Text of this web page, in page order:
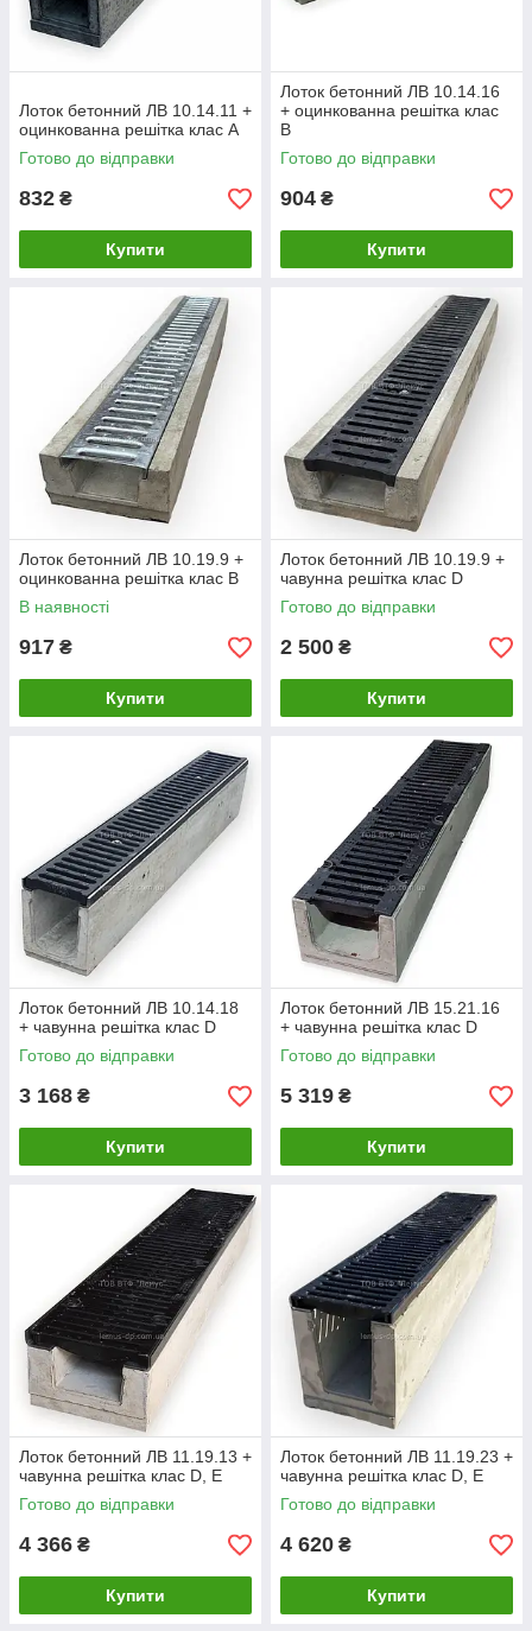
Лоток бетонний ЛВ 10.14.11 +
оцинкованна решітка клас А
Готово до відправки
832 ₴
Купити
Лоток бетонний ЛВ 10.14.16
+ оцинкованна решітка клас
В
Готово до відправки
904 ₴
Купити
Лоток бетонний ЛВ 10.19.9 +
оцинкованна решітка клас В
В наявності
917 ₴
Купити
Лоток бетонний ЛВ 10.19.9 +
чавунна решітка клас D
Готово до відправки
2 500 ₴
Купити
Лоток бетонний ЛВ 10.14.18
+ чавунна решітка клас D
Готово до відправки
3 168 ₴
Купити
Лоток бетонний ЛВ 15.21.16
+ чавунна решітка клас D
Готово до відправки
5 319 ₴
Купити
Лоток бетонний ЛВ 11.19.13 +
чавунна решітка клас D, E
Готово до відправки
4 366 ₴
Купити
Лоток бетонний ЛВ 11.19.23 +
чавунна решітка клас D, E
Готово до відправки
4 620 ₴
Купити